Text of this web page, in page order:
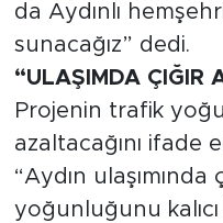
da Aydınlı
sunacağız” dedi.
“ULAŞIMDA ÇIĞIR
Projenin trafik
azaltacağını ifade
“Aydın ulaşımında
yoğunluğunu